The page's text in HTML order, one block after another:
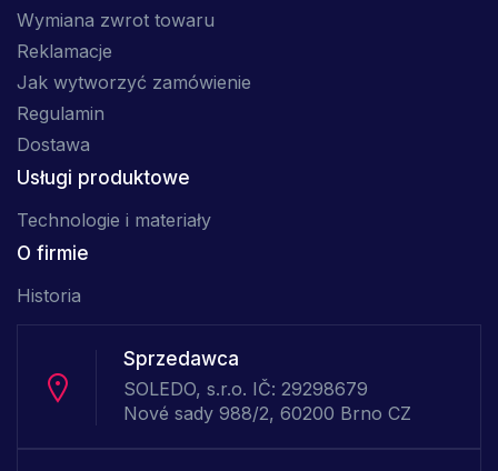
Wymiana zwrot towaru
Reklamacje
Jak wytworzyć zamówienie
Regulamin
Dostawa
Usługi produktowe
Technologie i materiały
O firmie
Historia
Sprzedawca
SOLEDO, s.r.o. IČ: 29298679
Nové sady 988/2, 60200 Brno CZ